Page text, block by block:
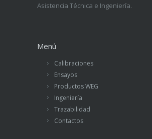
Asistencia Técnica e Ingeniería.
Menú
Calibraciones
Ensayos
Productos WEG
Ingeniería
Trazabilidad
Contactos